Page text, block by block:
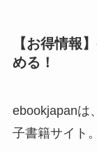
【お得情報
める！
ebookjapanは
子書籍サイト。